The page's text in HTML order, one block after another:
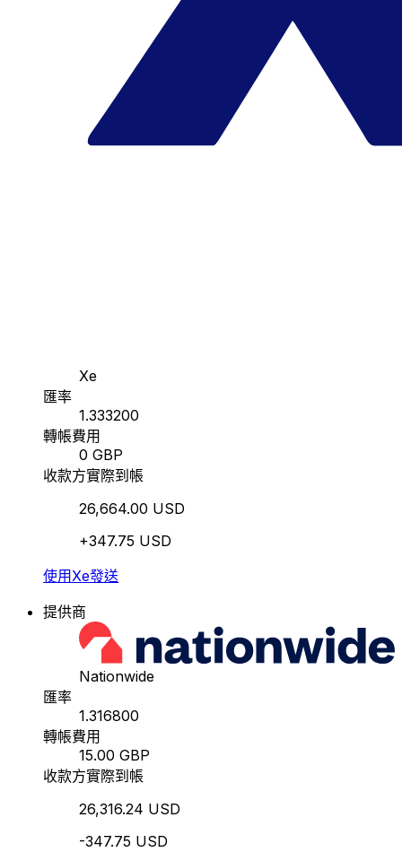
Xe
匯率
1.333200
轉帳費用
0 GBP
收款方實際到帳
26,664.00 USD
+347.75 USD
使用Xe發送
提供商
Nationwide
匯率
1.316800
轉帳費用
15.00 GBP
收款方實際到帳
26,316.24 USD
-347.75 USD